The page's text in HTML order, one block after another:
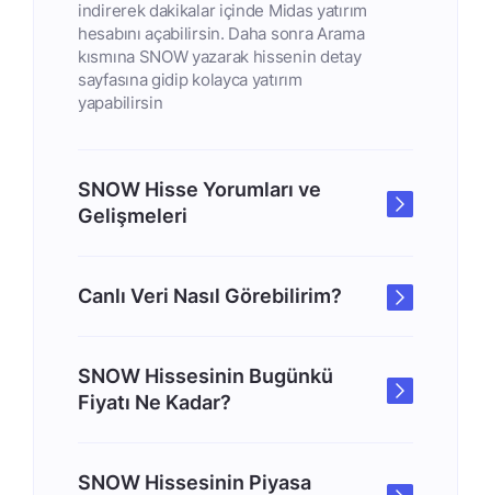
indirerek dakikalar içinde Midas yatırım
hesabını açabilirsin. Daha sonra Arama
kısmına SNOW yazarak hissenin detay
sayfasına gidip kolayca yatırım
yapabilirsin
SNOW Hisse Yorumları ve
Gelişmeleri
Canlı Veri Nasıl Görebilirim?
SNOW Hissesinin Bugünkü
Fiyatı Ne Kadar?
SNOW Hissesinin Piyasa